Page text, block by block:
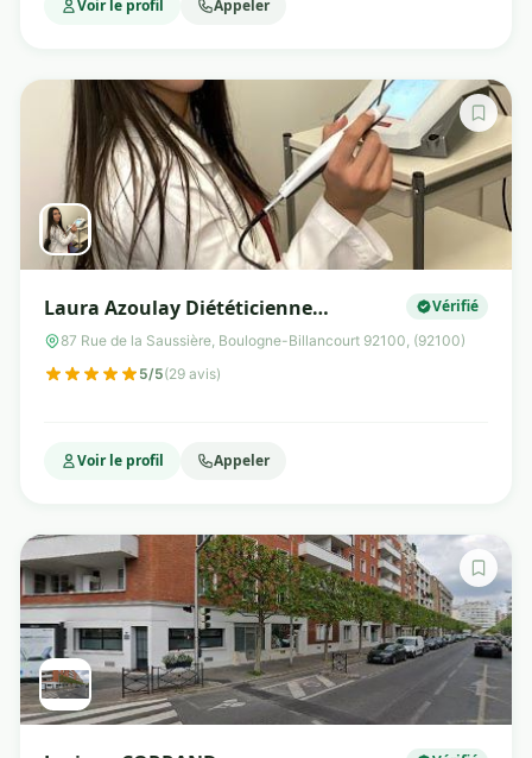
Voir le profil Appeler
Laura Azoulay Diététicienne
Nutritionniste & Luxopuncture
Vérifié
87 Rue de la Saussière, Boulogne-Billancourt 92100, (92100)
5/5(29 avis)
Voir le profil Appeler